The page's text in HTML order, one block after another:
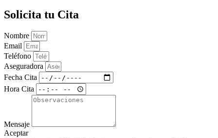
Solicita tu Cita
Nombre
Email
Teléfono
Aseguradora
Fecha Cita
Hora Cita
Mensaje
Aceptar